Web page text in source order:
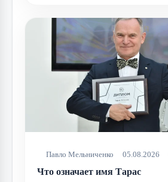
Павло Мельниченко 05.08.2026
Что означает имя Тарас